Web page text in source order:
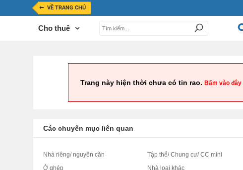
VỀ TRANG CHỦ
Cho thuê
Trang này hiện thời chưa có tin rao. Bấm vào đây
Các chuyên mục liên quan
Nhà riêng/ nguyên căn Tập thể/ Chung cư/ CC mini
Ở ghép
Nhà loại khác